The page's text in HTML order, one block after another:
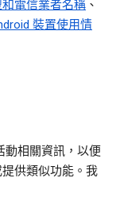
電信業者名稱 、
裝置使用情
動相關資訊，以便
供類似功能。我